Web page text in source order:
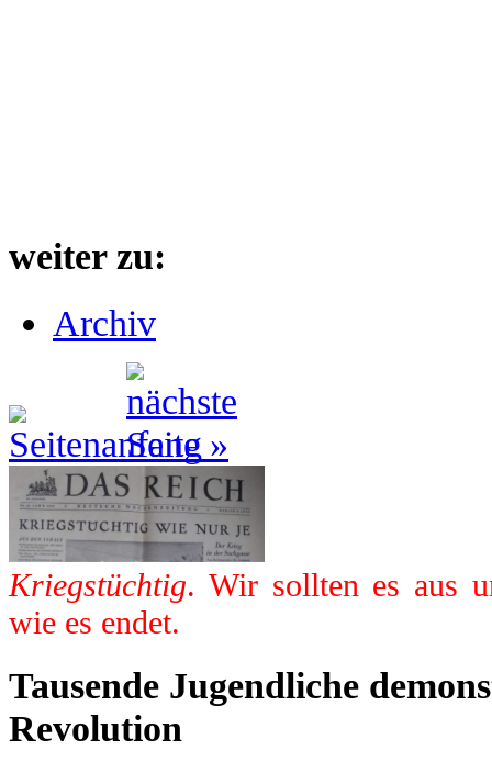
weiter zu:
Archiv
Kriegstüchtig. Wir sollten es aus
wie es endet.
Tausende Jugendliche
Revolution